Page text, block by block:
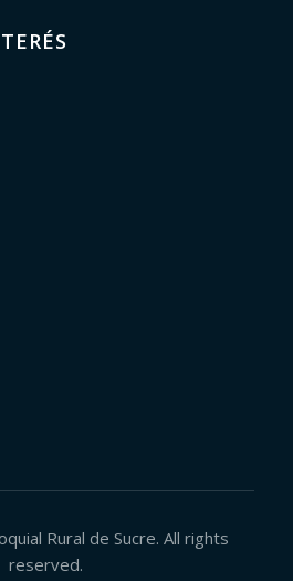
Rural de Sucre. All rights
reserved.